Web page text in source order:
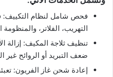
فحص شامل لنظام التكييف:
التهريب، الفلاتر،
تنظيف ثلاجة المكيف: إزالة
ضعف التبريد أو الروائح غير
إعادة شحن غاز الفريون: